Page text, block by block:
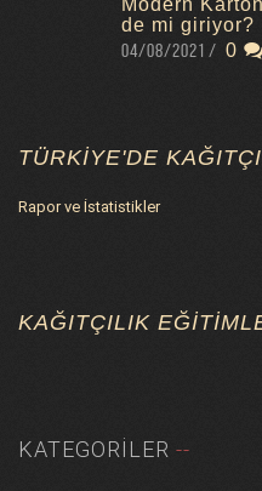
Modern
de mi giriyor?
04/08/2021
0
TÜRKIYE'DE
Rapor ve İstatistikler
KAĞITÇILIK
KATEGORILER